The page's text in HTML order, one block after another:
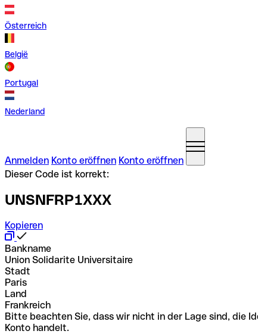
Österreich
België
Portugal
Nederland
Anmelden Konto eröffnen Konto eröffnen
Dieser Code ist korrekt:
UNSNFRP1XXX
Kopieren
Bankname
Union Solidarite Universitaire
Stadt
Paris
Land
Frankreich
Bitte beachten Sie, dass wir nicht in der Lage sind, die
Konto handelt.